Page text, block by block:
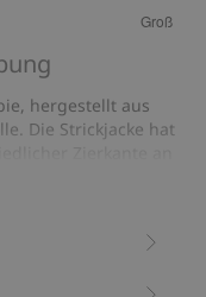
Groß
hergestellt aus
Die Strickjacke hat
der Vorderseite mit
etwas dünnerem